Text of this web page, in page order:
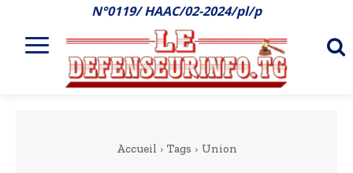
N°0119/ HAAC/02-2024/pl/p
Accueil Tags Union